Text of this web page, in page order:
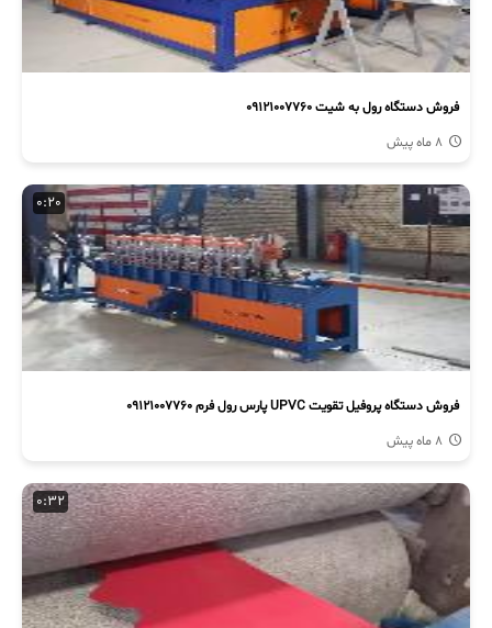
فروش دستگاه رول به شیت 09121007760
0:20
فروش دستگاه پروفیل تقویت UPVC پارس رول فرم 09121007760
0:32